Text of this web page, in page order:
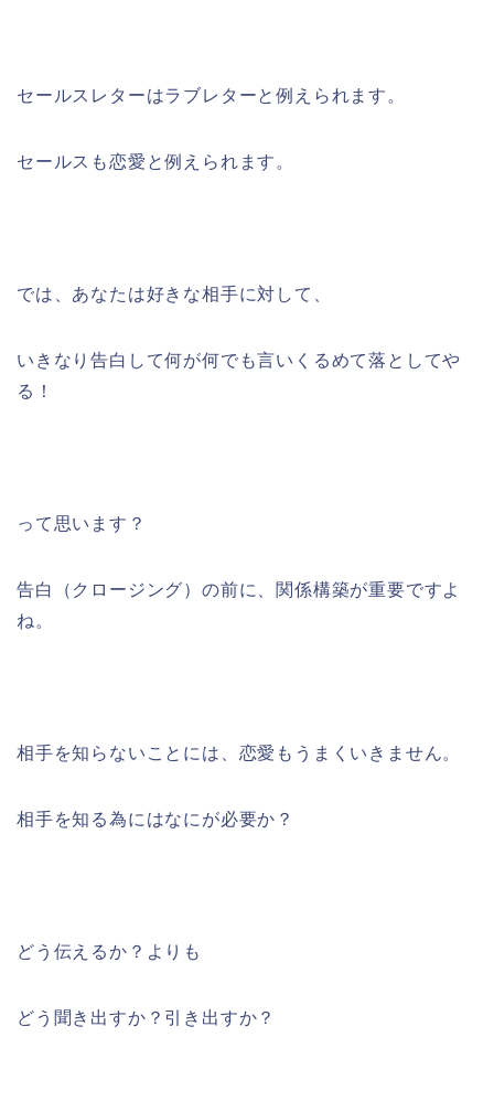
セールスレターはラブレターと例えられます。
セールスも恋愛と例えられます。
では、あなたは好きな相手に対して、
いきなり告白して何が何でも言いくるめて落としてや
る！
って思います？
告白（クロージング）の前に、関係構築が重要ですよ
ね。
相手を知らないことには、恋愛もうまくいきません。
相手を知る為にはなにが必要か？
どう伝えるか？よりも
どう聞き出すか？引き出すか？